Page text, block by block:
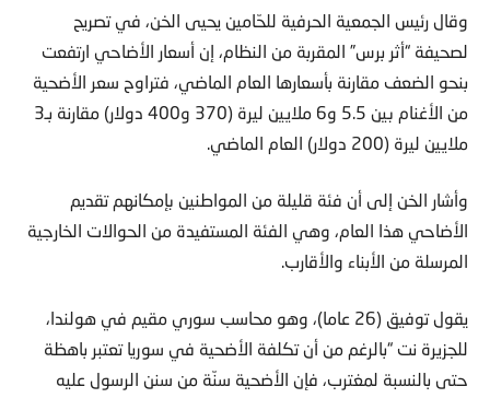
وقال رئيس الجمعية الحرفية للحّامين يحيى الخن، في تصريح
لصحيفة “أثر برس” المقربة من النظام، إن أسعار الأضاحي ارتفعت
بنحو الضعف مقارنة بأسعارها العام الماضي، فتراوح سعر الأضحية
من الأغنام بين 5.5 و6 ملايين ليرة (370 و400 دولار) مقارنة بـ3
ملايين ليرة (200 دولار) العام الماضي.
وأشار الخن إلى أن فئة قليلة من المواطنين بإمكانهم تقديم
الأضاحي هذا العام، وهي الفئة المستفيدة من الحوالات الخارجية
المرسلة من الأبناء والأقارب.
يقول توفيق (26 عاما)، وهو محاسب سوري مقيم في هولندا،
للجزيرة نت “بالرغم من أن تكلفة الأضحية في سوريا تعتبر باهظة
حتى بالنسبة لمغترب، فإن الأضحية سنّة من سنن الرسول عليه